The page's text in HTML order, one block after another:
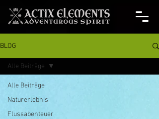
BLOG
Alle Beiträge
Naturerlebnis
Flussabenteuer
Alle Beiträge